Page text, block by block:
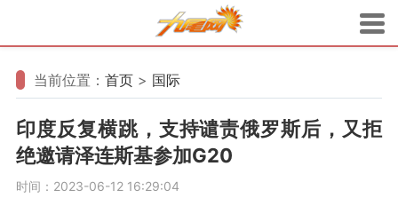
当前位置： 首页 > 国际
印度反复横跳，支持谴责俄罗斯后，又拒
绝邀请泽连斯基参加G20
时间：2023-06-12 16:29:04